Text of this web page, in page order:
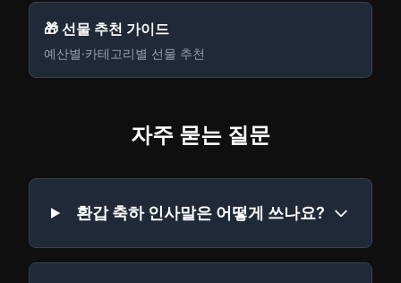
🎁 선물 추천 가이드
예산별·카테고리별 선물 추천
자주 묻는 질문
환갑 축하 인사말은 어떻게 쓰나요?